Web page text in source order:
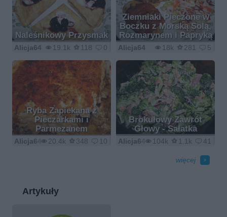
Naleśnikowy Przysmak
19.1k 118 0
Alicja64
Ziemniaki Pieczone w
Boczku z Morską Solą,
Rozmarynem i Papryką
18k 281 5
Alicja64
Ryba Zapiekana z
Pieczarkami i
Parmezanem
20.4k 348 10
Alicja64
Brokułowy Zawrót
Głowy - Sałatka
104k 1.1k 41
Alicja64
więcej
Artykuły